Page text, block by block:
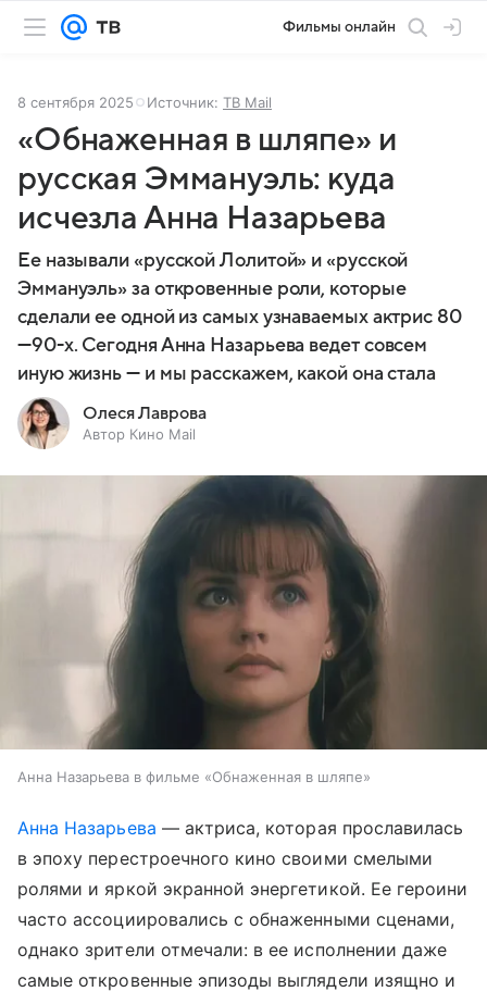
Фильмы онлайн
8 сентября 2025 Источник: ТВ Mail
«Обнаженная в шляпе» и
русская Эммануэль: куда
исчезла Анна Назарьева
Ее называли «русской Лолитой» и «русской
Эммануэль» за откровенные роли, которые
сделали ее одной из самых узнаваемых актрис 80
—90-х. Сегодня Анна Назарьева ведет совсем
иную жизнь — и мы расскажем, какой она стала
Олеся Лаврова
Автор Кино Mail
Анна Назарьева в фильме «Обнаженная в шляпе»
Анна Назарьева — актриса, которая прославилась
в эпоху перестроечного кино своими смелыми
ролями и яркой экранной энергетикой. Ее героини
часто ассоциировались с обнаженными сценами,
однако зрители отмечали: в ее исполнении даже
самые откровенные эпизоды выглядели изящно и